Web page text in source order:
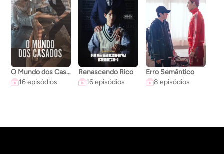
O Mundo dos Casados
16 episódios
Renascendo Rico
16 episódios
Erro Semântico
8 episódios